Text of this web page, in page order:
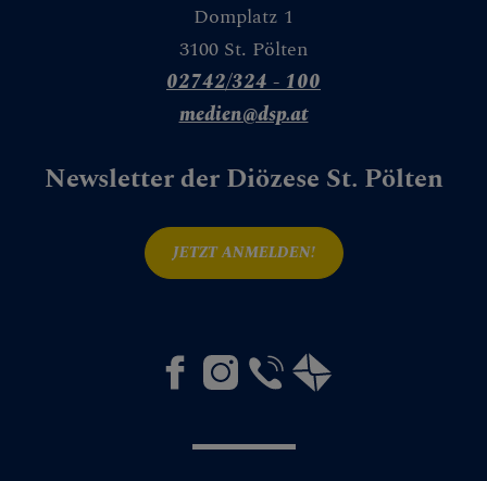
Domplatz 1
3100 St. Pölten
02742/324 - 100
medien@dsp.at
Newsletter der Diözese St. Pölten
JETZT ANMELDEN!